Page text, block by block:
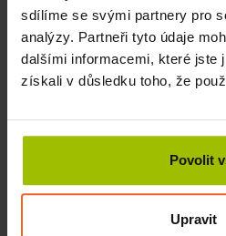
sdílíme se svými partnery pro
analýzy. Partneři tyto údaje
dalšími informacemi, které jste
získali v důsledku toho, že
Povolit
Upravit
Číst více
INFO V OBCHODU
261 Kč 290 Kč